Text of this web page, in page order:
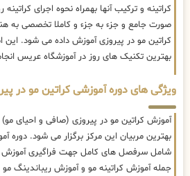
کراتینه و ترکیب آنها بهمراه نحوه اجرای
صورت جامع و جزء به جزء و کاملا تخصصی به
کراتین مو در پیروزی آموزش داده می شود. این
بهترین تکنیک های روز در آموزشگاه عریس
ویژگی های دوره آموزشی کراتین مو در
آموزش کراتین مو در پیروزی (صافی و احیای
بهترین مربیان این مرکز برگزار می شود. دوره
شامل سرفصل های کامل جهت فراگیری آموزش
جمله آموزش کراتینه مو و آموزش ریباندینگ